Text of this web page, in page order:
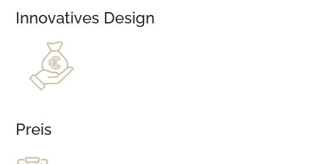
Innovatives Design
Preis